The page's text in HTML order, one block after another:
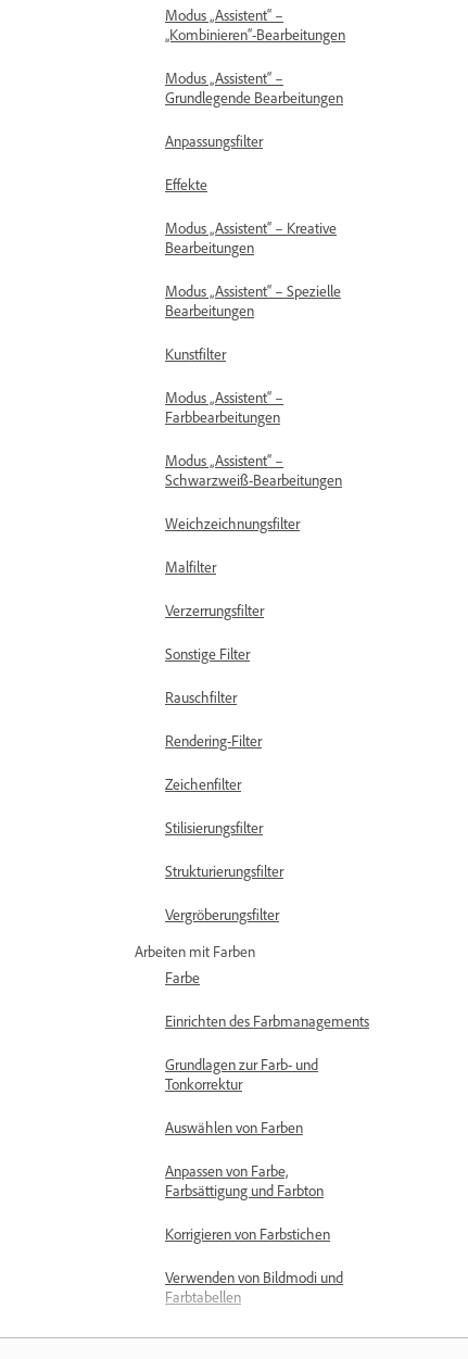
Modus „Assistent“ –
„Kombinieren“-Bearbeitungen
Modus „Assistent“ –
Grundlegende Bearbeitungen
Anpassungsfilter
Effekte
Modus „Assistent“ – Kreative
Bearbeitungen
Modus „Assistent“ – Spezielle
Bearbeitungen
Kunstfilter
Modus „Assistent“ –
Farbbearbeitungen
Modus „Assistent“ –
Schwarzweiß-Bearbeitungen
Weichzeichnungsfilter
Malfilter
Verzerrungsfilter
Sonstige Filter
Rauschfilter
Rendering-Filter
Zeichenfilter
Stilisierungsfilter
Strukturierungsfilter
Vergröberungsfilter
Arbeiten mit Farben
Farbe
Einrichten des Farbmanagements
Grundlagen zur Farb- und
Tonkorrektur
Auswählen von Farben
Anpassen von Farbe,
Farbsättigung und Farbton
Korrigieren von Farbstichen
Verwenden von Bildmodi und
Farbtabellen
Farbe und Camera Raw